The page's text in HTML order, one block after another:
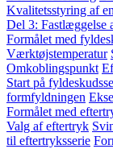
Kvalitetsstyring af
Del 3: Fastlæggelse
Formålet med
Værktøjstemperatur
Omkoblingspunkt
Start på
formfyldningen
Formålet med
Valg af eftertryk
til eftertryksserie